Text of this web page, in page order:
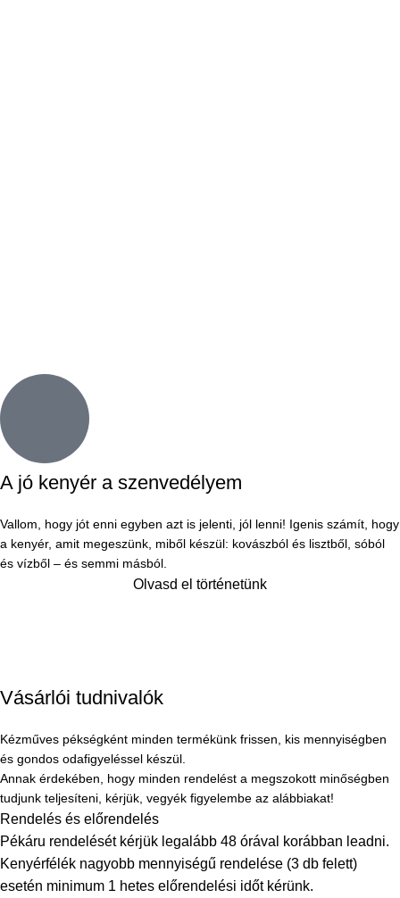
A jó kenyér a szenvedélyem
Vallom, hogy jót enni egyben azt is jelenti, jól lenni! Igenis számít, hogy
a kenyér, amit megeszünk, miből készül: kovászból és lisztből, sóból
és vízből – és semmi másból.
Olvasd el történetünk
Vásárlói tudnivalók
Kézműves pékségként minden termékünk frissen, kis mennyiségben
és gondos odafigyeléssel készül.
Annak érdekében, hogy minden rendelést a megszokott minőségben
tudjunk teljesíteni, kérjük, vegyék figyelembe az alábbiakat!
Rendelés és előrendelés
Pékáru rendelését kérjük legalább 48 órával korábban leadni.
Kenyérfélék nagyobb mennyiségű rendelése (3 db felett)
esetén minimum 1 hetes előrendelési időt kérünk.